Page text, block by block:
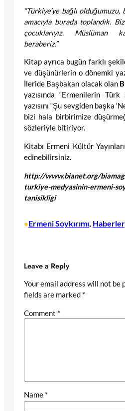
“Türkiye’ye bağlı
amacıyla burada toplandık.
çocuklarıyız. Müslüman
beraberiz.”
Kitap ayrıca bugün farklı
ve düşünürlerin o dönemki
İleride Başbakan olacak olan
yazısında “Ermenilerin Türk
yazısını “Şu sevgiden başka
bizi hala birbirimize
sözleriyle bitiriyor.
Kitabı Ermeni Kültür
edinebilirsiniz.
http://www.bianet.org/
turkiye-medyasinin-ermeni-
tanisikligi
•Ermeni Soykırımı, Haberler
Leave a Reply
Your email address will not be
fields are marked *
Comment *
Name *